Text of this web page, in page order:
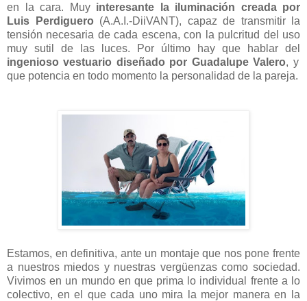
en la cara. Muyinteresante la iluminación creada por
Luis Perdiguero (A.A.I.-DiiVANT), capaz de transmitir la
tensión necesaria de cada escena, con la pulcritud del uso
muy sutil de las luces. Por último hay que hablar del
ingenioso vestuario diseñado por Guadalupe Valero, y
que potencia en todo momento la personalidad de la pareja.
Estamos, en definitiva, ante un montaje que nos pone frente
a nuestros miedos y nuestras vergüenzas como sociedad.
Vivimos en un mundo en que prima lo individual frente a lo
colectivo, en el que cada uno mira la mejor manera en la